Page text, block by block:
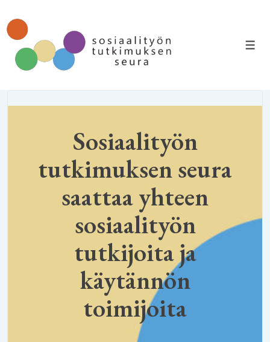
Siirry
pääsisältöön
Sosiaalityön
tutkimuksen seura
saattaa yhteen
sosiaalityön
tutkijoita ja
käytännön
toimijoita